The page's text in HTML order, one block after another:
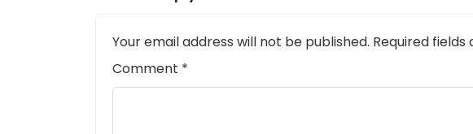
Your email address will not be published. Required
Comment *